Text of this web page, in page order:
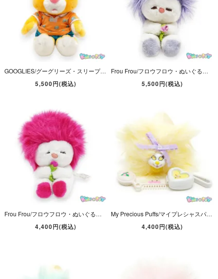
GOOGLIES/グーグリーズ・スリープアイぬいぐるみ・ Lion/ライオン・(耳含まない)高さ約25cm・1986年・Hasbro
5,500円(税込)
Frou Frou/フロウフロウ・ぬいぐるみ・ パステルパープル・(毛含む)高さ約28cm・1982年・DAKIN
5,500円(税込)
Frou Frou/フロウフロウ・ぬいぐるみ・ マゼンタ・(毛含む)高さ約20cm・1984年・FUN FARM/DAKIN
4,400円(税込)
My Precious Puffs/マイプレシャスパフス・Beauty Puffs・Lovely・イエロー・(毛含む)高さ約10cm・1980年代・Matchbox
4,400円(税込)